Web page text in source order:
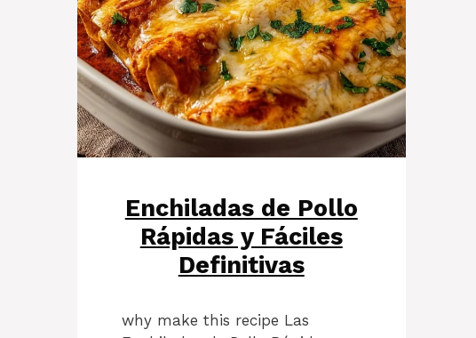
Enchiladas de Pollo
Rápidas y Fáciles
Definitivas
why make this recipe Las